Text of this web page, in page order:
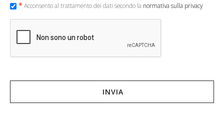
*Acconsento al trattamento dei dati secondo la normativa sulla privacy